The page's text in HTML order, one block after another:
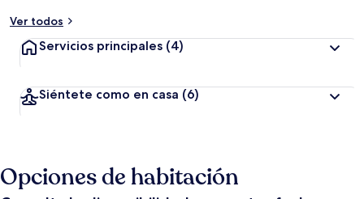
Ver todos
Servicios principales (4)
Siéntete como en casa (6)
Opciones de habitación